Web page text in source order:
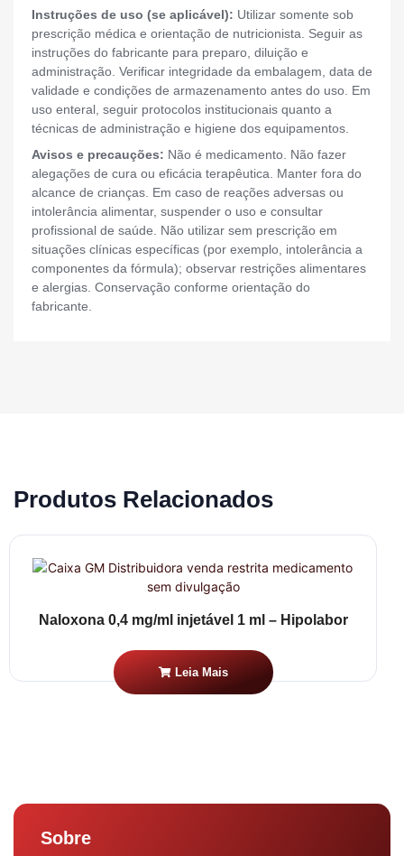
Instruções de uso (se aplicável): Utilizar somente sob
prescrição médica e orientação de nutricionista. Seguir as
instruções do fabricante para preparo, diluição e
administração. Verificar integridade da embalagem, data de
validade e condições de armazenamento antes do uso. Em
uso enteral, seguir protocolos institucionais quanto a
técnicas de administração e higiene dos equipamentos.
Avisos e precauções: Não é medicamento. Não fazer
alegações de cura ou eficácia terapêutica. Manter fora do
alcance de crianças. Em caso de reações adversas ou
intolerância alimentar, suspender o uso e consultar
profissional de saúde. Não utilizar sem prescrição em
situações clínicas específicas (por exemplo, intolerância a
componentes da fórmula); observar restrições alimentares
e alergias. Conservação conforme orientação do
fabricante.
Produtos Relacionados
Naloxona 0,4 mg/ml injetável 1 ml – Hipolabor
Leia Mais
Sobre